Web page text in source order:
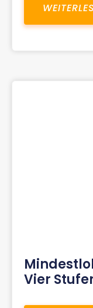
Vier